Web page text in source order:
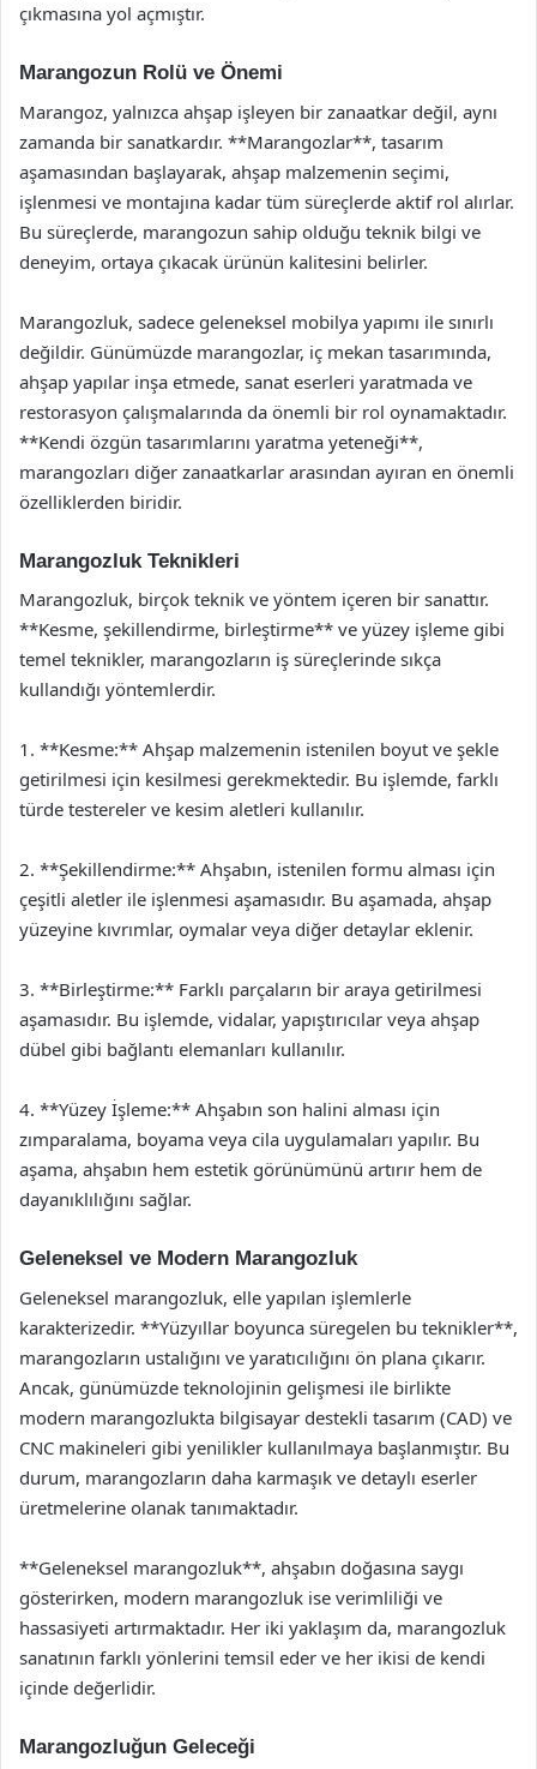
çıkmasına yol açmıştır.
Marangozun Rolü ve Önemi
Marangoz, yalnızca ahşap işleyen bir zanaatkar değil, aynı
zamanda bir sanatkardır. **Marangozlar**, tasarım
aşamasından başlayarak, ahşap malzemenin seçimi,
işlenmesi ve montajına kadar tüm süreçlerde aktif rol alırlar.
Bu süreçlerde, marangozun sahip olduğu teknik bilgi ve
deneyim, ortaya çıkacak ürünün kalitesini belirler.
Marangozluk, sadece geleneksel mobilya yapımı ile sınırlı
değildir. Günümüzde marangozlar, iç mekan tasarımında,
ahşap yapılar inşa etmede, sanat eserleri yaratmada ve
restorasyon çalışmalarında da önemli bir rol oynamaktadır.
**Kendi özgün tasarımlarını yaratma yeteneği**,
marangozları diğer zanaatkarlar arasından ayıran en önemli
özelliklerden biridir.
Marangozluk Teknikleri
Marangozluk, birçok teknik ve yöntem içeren bir sanattır.
**Kesme, şekillendirme, birleştirme** ve yüzey işleme gibi
temel teknikler, marangozların iş süreçlerinde sıkça
kullandığı yöntemlerdir.
1. **Kesme:** Ahşap malzemenin istenilen boyut ve şekle
getirilmesi için kesilmesi gerekmektedir. Bu işlemde, farklı
türde testereler ve kesim aletleri kullanılır.
2. **Şekillendirme:** Ahşabın, istenilen formu alması için
çeşitli aletler ile işlenmesi aşamasıdır. Bu aşamada, ahşap
yüzeyine kıvrımlar, oymalar veya diğer detaylar eklenir.
3. **Birleştirme:** Farklı parçaların bir araya getirilmesi
aşamasıdır. Bu işlemde, vidalar, yapıştırıcılar veya ahşap
dübel gibi bağlantı elemanları kullanılır.
4. **Yüzey İşleme:** Ahşabın son halini alması için
zımparalama, boyama veya cila uygulamaları yapılır. Bu
aşama, ahşabın hem estetik görünümünü artırır hem de
dayanıklılığını sağlar.
Geleneksel ve Modern Marangozluk
Geleneksel marangozluk, elle yapılan işlemlerle
karakterizedir. **Yüzyıllar boyunca süregelen bu teknikler**,
marangozların ustalığını ve yaratıcılığını ön plana çıkarır.
Ancak, günümüzde teknolojinin gelişmesi ile birlikte
modern marangozlukta bilgisayar destekli tasarım (CAD) ve
CNC makineleri gibi yenilikler kullanılmaya başlanmıştır. Bu
durum, marangozların daha karmaşık ve detaylı eserler
üretmelerine olanak tanımaktadır.
**Geleneksel marangozluk**, ahşabın doğasına saygı
gösterirken, modern marangozluk ise verimliliği ve
hassasiyeti artırmaktadır. Her iki yaklaşım da, marangozluk
sanatının farklı yönlerini temsil eder ve her ikisi de kendi
içinde değerlidir.
Marangozluğun Geleceği